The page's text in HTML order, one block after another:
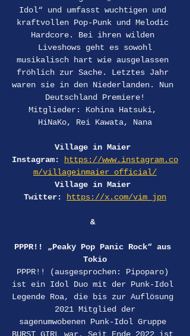
Idol“ und umfasst wuchtigen und
kraftvollen Pop-Punk und Melodic
Hardcore. Bei ihren wilden
Liveshows geht es sowohl
musikalisch hart wie ausgelassen
fröhlich zur Sache. Letztes Jahr
waren sie in den Niederlanden. Nun
Deutschland Premiere!
Mitglieder: Kohina Hatsuki,
HiNaKo, Rei Kawata, Nana
Village in Maier
Instagram:
https://www.instagram.co
m/villageinmaier_official/
Village in Maier
Twitter:
https://x.com/vim_jpn
&
PPPR!! „Peaky Pop Panic Rock“ aus
Tokio
PPPR!! (ausgesprochen: Pipoparo)
ist ein Idol Duo mit der Punk-Idol
Legende Roa, die bis zur Auflösung
2021 Mitglied der
sagenumwobenen Punk-Idol Gruppe